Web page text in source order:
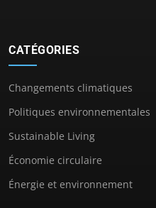
CATÉGORIES
Changements climatiques
Politiques environnementales
Sustainable Living
Économie circulaire
Énergie et environnement